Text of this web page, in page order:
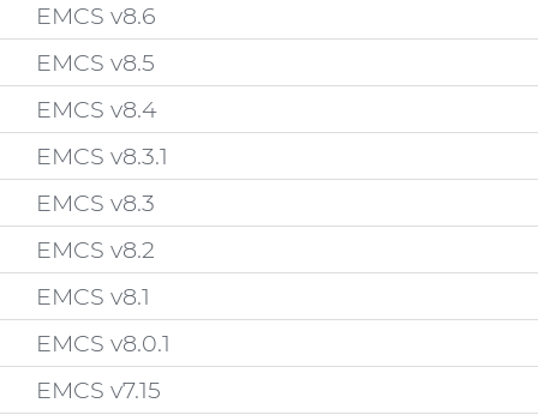
EMCS v8.6
EMCS v8.5
EMCS v8.4
EMCS v8.3.1
EMCS v8.3
EMCS v8.2
EMCS v8.1
EMCS v8.0.1
EMCS v7.15